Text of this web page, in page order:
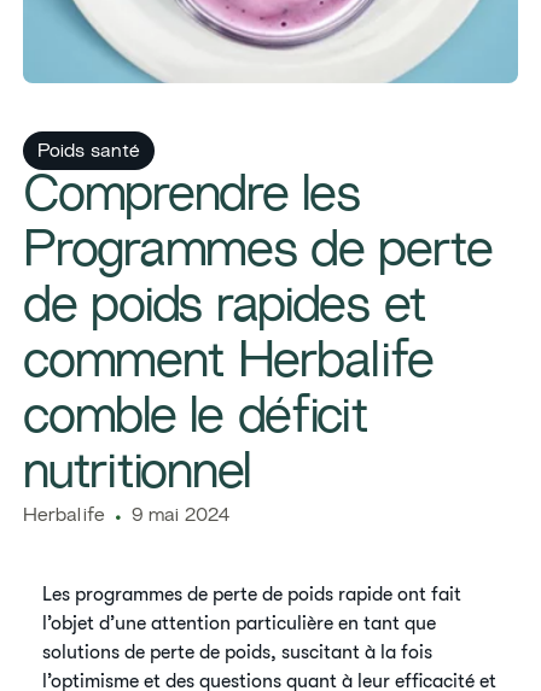
Poids santé
​​Comprendre les
Programmes de perte
de poids rapides et
comment Herbalife
comble le déficit
nutritionnel
Herbalife 9 mai 2024
Les programmes de perte de poids rapide ont fait
l’objet d’une attention particulière en tant que
solutions de perte de poids, suscitant à la fois
l’optimisme et des questions quant à leur efficacité et